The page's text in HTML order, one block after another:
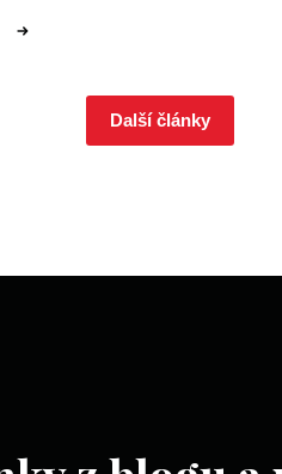
Další články